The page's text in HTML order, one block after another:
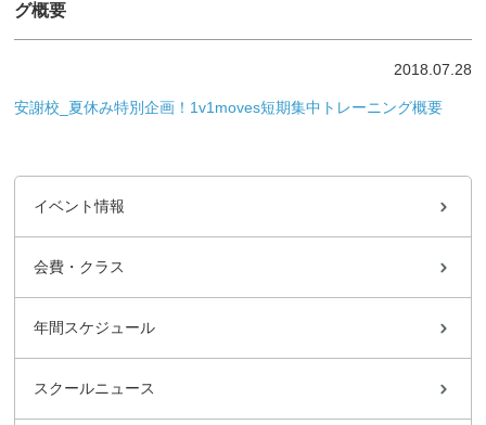
グ概要
2018.07.28
安謝校_夏休み特別企画！1v1moves短期集中トレーニング概要
イベント情報
会費・クラス
年間スケジュール
スクールニュース